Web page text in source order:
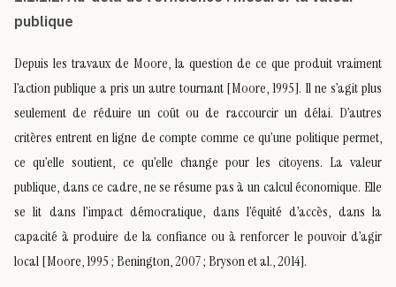
publique
Depuis les travaux de Moore, la question de ce que produit vraiment
l’action publique a pris un autre tournant [Moore, 1995]. Il ne s’agit plus
seulement de réduire un coût ou de raccourcir un délai. D’autres
critères entrent en ligne de compte comme ce qu’une politique permet,
ce qu’elle soutient, ce qu’elle change pour les citoyens. La valeur
publique, dans ce cadre, ne se résume pas à un calcul économique. Elle
se lit dans l’impact démocratique, dans l’équité d’accès, dans la
capacité à produire de la confiance ou à renforcer le pouvoir d’agir
local [Moore, 1995 ; Benington, 2007 ; Bryson et al., 2014].